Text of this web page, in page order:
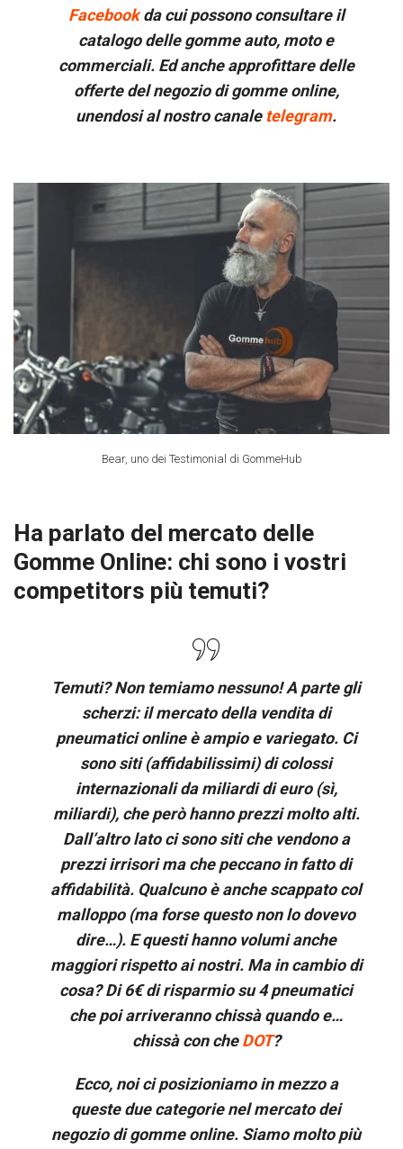
Facebookda cui possono consultare il
catalogo delle gomme auto, moto e
commerciali. Ed anche approfittare delle
offerte del negozio di gomme online,
unendosi al nostro canale telegram.
Bear, uno dei Testimonial di GommeHub
Ha parlato del mercato delle
Gomme Online: chi sono i vostri
competitors più temuti?
Temuti? Non temiamo nessuno! A parte gli
scherzi: il mercato della vendita di
pneumatici online è ampio e variegato. Ci
sono siti (affidabilissimi) di colossi
internazionali da miliardi di euro (sì,
miliardi), che però hanno prezzi molto alti.
Dall’altro lato ci sono siti che vendono a
prezzi irrisori ma che peccano in fatto di
affidabilità. Qualcuno è anche scappato col
malloppo (ma forse questo non lo dovevo
dire…). E questi hanno volumi anche
maggiori rispetto ai nostri. Ma in cambio di
cosa? Di 6€ di risparmio su 4 pneumatici
che poi arriveranno chissà quando e…
chissà con cheDOT?
Ecco, noi ci posizioniamo in mezzo a
queste due categorie nel mercato dei
negozio di gomme online. Siamo molto più